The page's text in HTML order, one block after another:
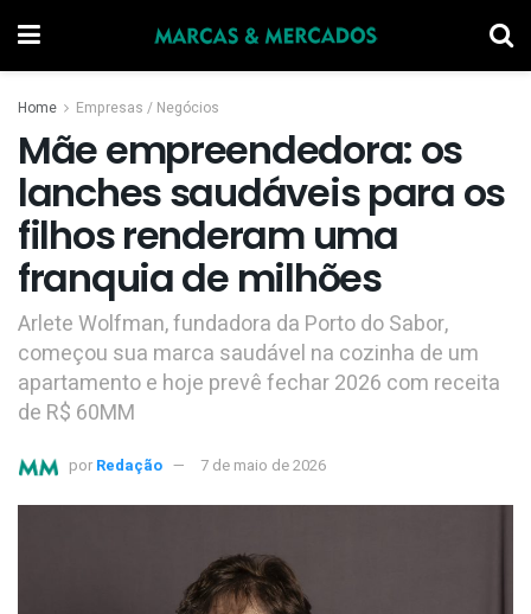
Home Empresas / Negócios
Mãe empreendedora: os
lanches saudáveis para os
filhos renderam uma
franquia de milhões
Arlete Wolfman, fundadora da Porto do Sabor,
começou sua marca saudável na cozinha de um
apartamento e hoje prevê fechar 2026 com receita
de R$ 60MM
por Redação 7 de maio de 2026